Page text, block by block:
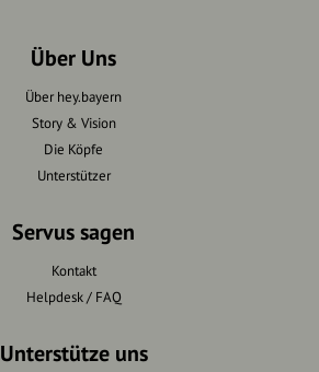
Über Uns
Über hey.bayern
Story & Vision
Die Köpfe
Unterstützer
Servus sagen
Kontakt
Helpdesk / FAQ
Unterstütze uns